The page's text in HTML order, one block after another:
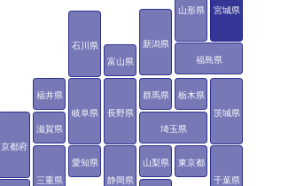
宮城県
山形県
福島県
茨城県
栃木県
群馬県
埼玉県
千葉県
東京都
新潟県
富山県
石川県
福井県
山梨県
長野県
岐阜県
静岡県
愛知県
三重県
滋賀県
京都府